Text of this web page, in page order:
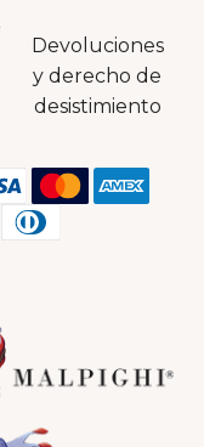
Devoluciones
y derecho de
desistimiento